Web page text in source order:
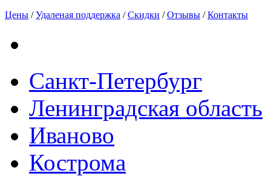
Цены /Удаленая поддержка /Скидки /Отзывы /Контакты
Санкт-Петербург
Ленинградская область
Иваново
Кострома